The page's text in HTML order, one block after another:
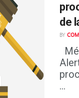
de
BY
...